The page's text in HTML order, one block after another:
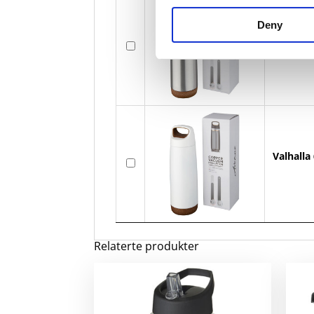
Deny
Relaterte produkter